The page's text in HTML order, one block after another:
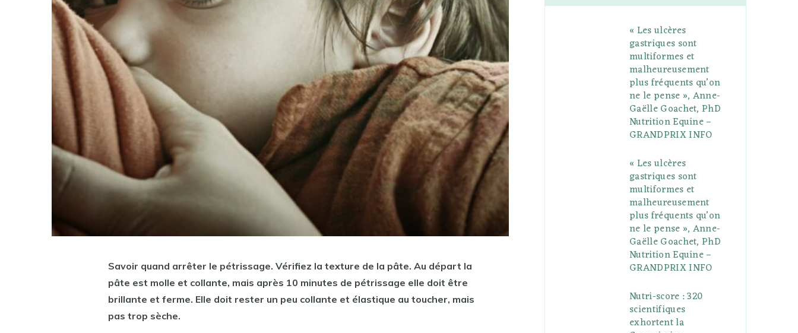
Savoir quand arrêter le pétrissage. Vérifiez la texture de la pâte. Au départ la
pâte est molle et collante, mais après 10 minutes de pétrissage elle doit être
brillante et ferme. Elle doit rester un peu collante et élastique au toucher, mais
pas trop sèche.
b
t
l
e
P
u
s
a
g
r
a
e
r
e
s
o
l
« Les ulcères
gastriques sont
multiformes et
malheureusement
plus fréquents qu’on
ne le pense », Anne-
Gaëlle Goachet, PhD
Nutrition Equine –
GRANDPRIX INFO
« Les ulcères
gastriques sont
multiformes et
malheureusement
plus fréquents qu’on
ne le pense », Anne-
Gaëlle Goachet, PhD
Nutrition Equine –
GRANDPRIX INFO
Nutri-score : 320
scientifiques
exhortent la